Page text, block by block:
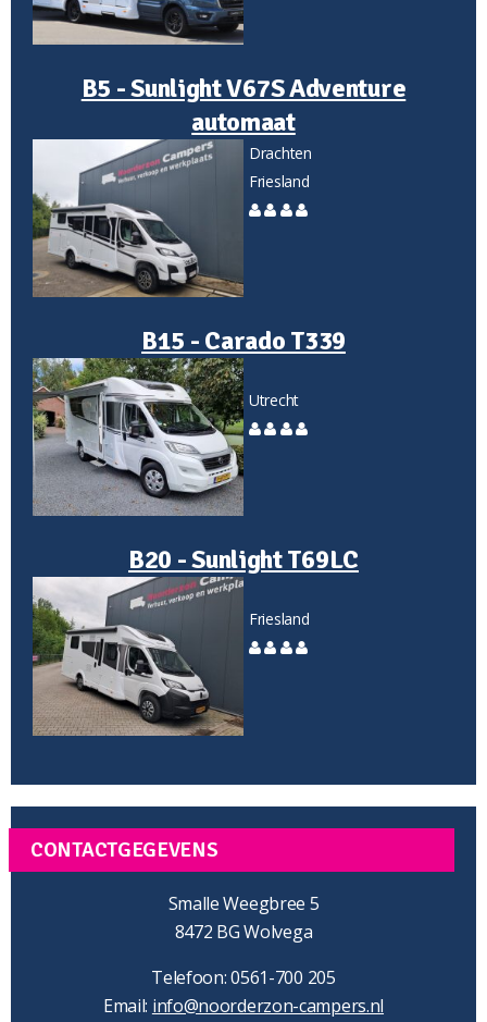
B5 - Sunlight V67S Adventure
automaat
Drachten
Friesland
B15 - Carado T339
Utrecht
B20 - Sunlight T69LC
Friesland
CONTACTGEGEVENS
Smalle Weegbree 5
8472 BG Wolvega
Telefoon: 0561-700 205
Email: info@noorderzon-campers.nl